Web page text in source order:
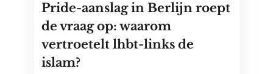
Pride-aanslag in Berlijn roept
de vraag op: waarom
vertroetelt lhbt-links de
islam?